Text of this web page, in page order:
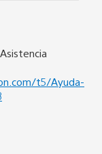
t5/Ayuda-